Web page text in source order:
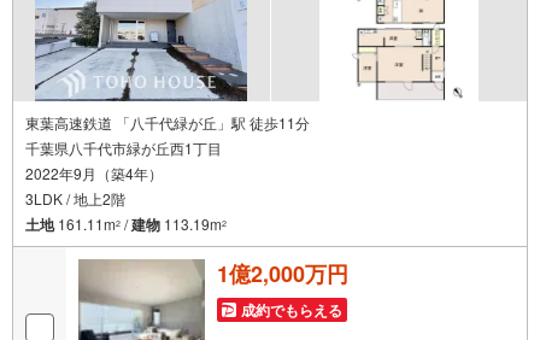
東葉高速鉄道 「八千代緑が丘」駅 徒歩11分
千葉県八千代市緑が丘西1丁目
2022年9月（築4年）
3LDK / 地上2階
土地161.11m2 /建物 113.19m2
1億2,000万円
成約でもらえる